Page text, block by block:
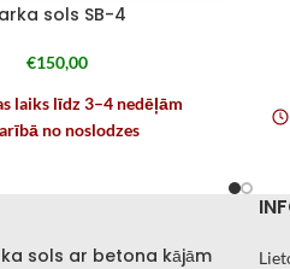
sols SB-4
€150,00
laiks līdz 3–4 nedēļām
no noslodzes
sols ar betona kājām